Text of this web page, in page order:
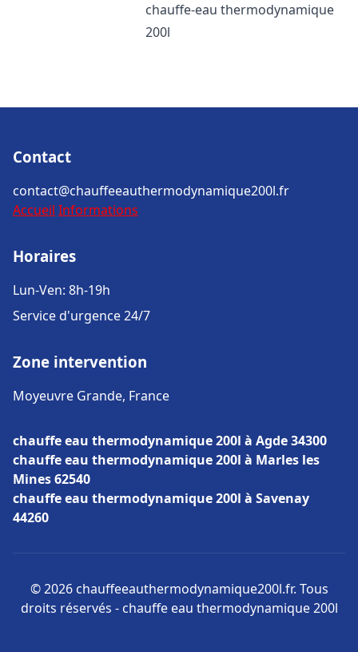
chauffe-eau thermodynamique
200l
Contact
contact@chauffeeauthermodynamique200l.fr
Accueil Informations
Horaires
Lun-Ven: 8h-19h
Service d'urgence 24/7
Zone intervention
Moyeuvre Grande, France
chauffe eau thermodynamique 200l à Agde 34300
chauffe eau thermodynamique 200l à Marles les
Mines 62540
chauffe eau thermodynamique 200l à Savenay
44260
© 2026 chauffeeauthermodynamique200l.fr. Tous
droits réservés - chauffe eau thermodynamique 200l